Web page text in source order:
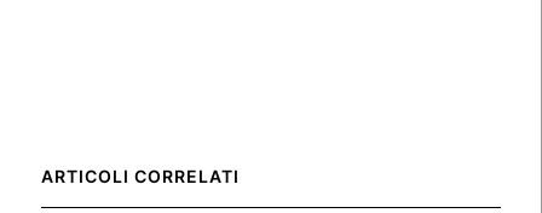
ARTICOLI CORRELATI